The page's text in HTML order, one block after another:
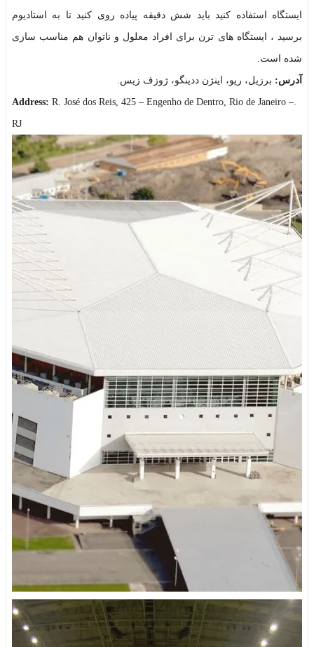
ایستگاه استفاده کنید باید شش دقیقه پیاده روی کنید تا به استادیوم
برسید ، ایستگاه های ترن برای افراد معلول و ناتوان هم مناسب سازی
شده است.
آدرس: برزیل، ریو، اینژن ددینگو، ژوزف زیس.
.
Address: R. José dos Reis, 425 – Engenho de Dentro, Rio de Janeiro –
RJ